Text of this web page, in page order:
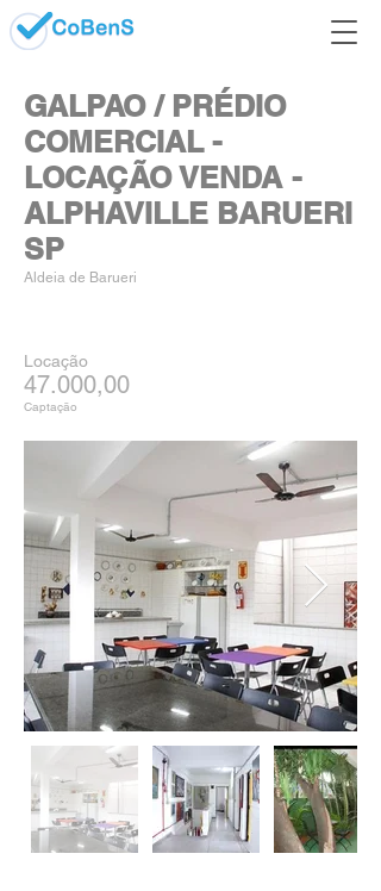
GALPAO / PRÉDIO
COMERCIAL -
LOCAÇÃO VENDA -
ALPHAVILLE BARUERI
SP
Aldeia de Barueri
Locação
47.000,00
Captação